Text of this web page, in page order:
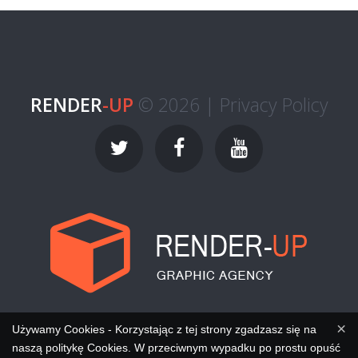
RENDER-UP © 2026 | Privacy Policy
×
Używamy Cookies - Korzystając z tej strony zgadzasz się na
naszą politykę Cookies. W przeciwnym wypadku po prostu opuść